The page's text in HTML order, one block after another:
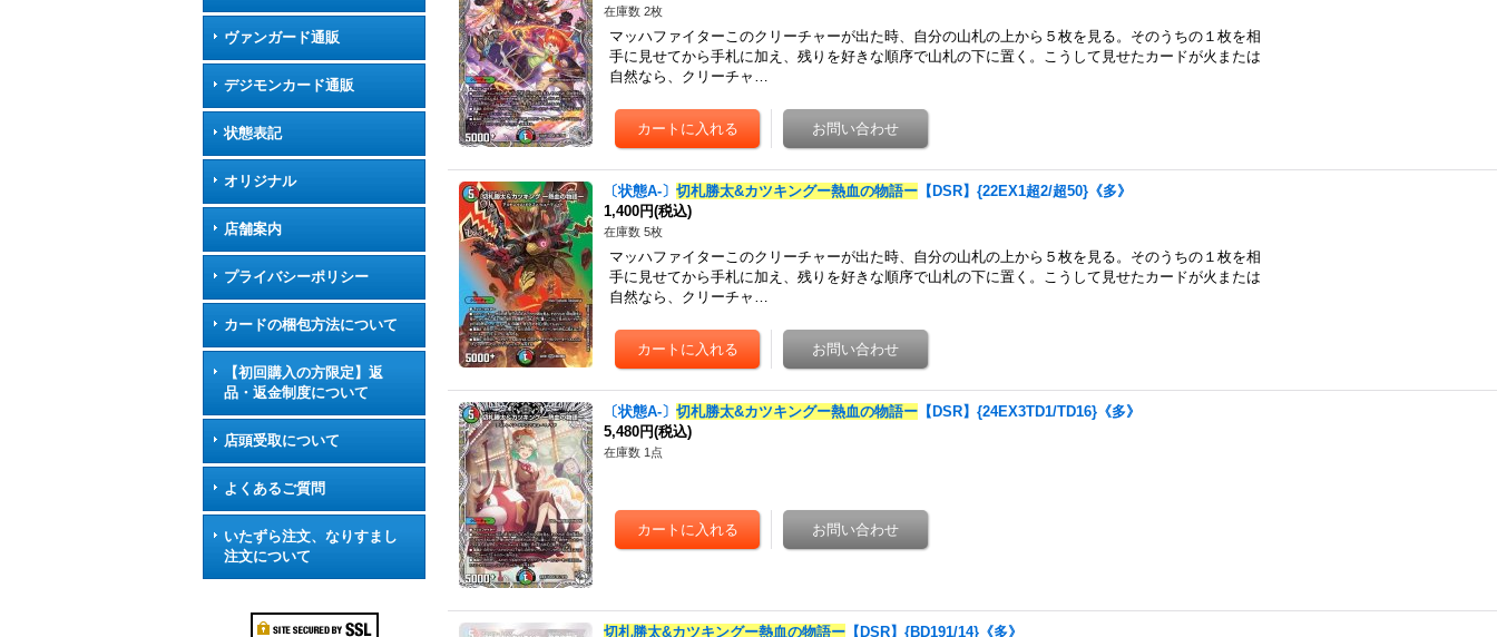
ヴァンガード通販
デジモンカード通販
状態表記
オリジナル
店舗案内
プライバシーポリシー
カードの梱包方法について
【初回購入の方限定】返
品・返金制度について
店頭受取について
よくあるご質問
いたずら注文、なりすまし
注文について
在庫数 2枚
マッハファイターこのクリーチャーが出た時、自分の山札の上から５枚を見る。そのうちの１枚を相
手に見せてから手札に加え、残りを好きな順序で山札の下に置く。こうして見せたカードが火または
自然なら、クリーチャ…
〔状態A-〕 切札勝太&カツキングー熱血の物語ー 【DSR】{22EX1超2/超50}《多》
1,400円(税込)
在庫数 5枚
マッハファイターこのクリーチャーが出た時、自分の山札の上から５枚を見る。そのうちの１枚を相
手に見せてから手札に加え、残りを好きな順序で山札の下に置く。こうして見せたカードが火または
自然なら、クリーチャ…
〔状態A-〕 切札勝太&カツキングー熱血の物語ー 【DSR】{24EX3TD1/TD16}《多》
5,480円(税込)
在庫数 1点
切札勝太&カツキングー熱血の物語ー 【DSR】{BD191/14}《多》